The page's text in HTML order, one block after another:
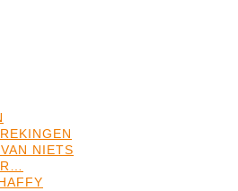
NIETS